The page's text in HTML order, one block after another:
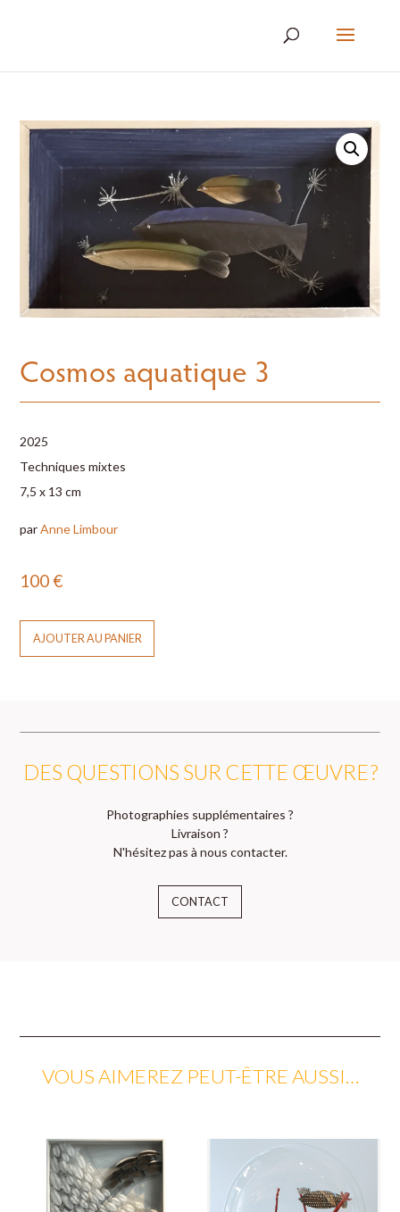
Cosmos aquatique 3
2025
Techniques mixtes
7,5 x 13 cm
parAnne Limbour
100€
AJOUTER AU PANIER
DES QUESTIONS SUR CETTE ŒUVRE ?
Photographies supplémentaires ?
Livraison ?
N'hésitez pas à nous contacter.
CONTACT
VOUS AIMEREZ PEUT-ÊTRE AUSSI…